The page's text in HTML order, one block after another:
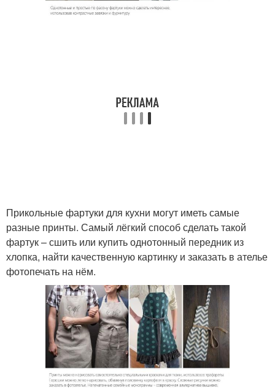
Прикольные фартуки для кухни могут иметь самые
разные принты. Самый лёгкий способ сделать такой
фартук – сшить или купить однотонный передник из
хлопка, найти качественную картинку и заказать в ателье
фотопечать на нём.